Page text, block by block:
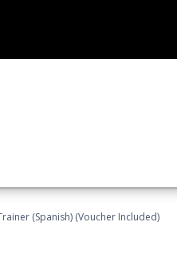
(Spanish) (Voucher Included)